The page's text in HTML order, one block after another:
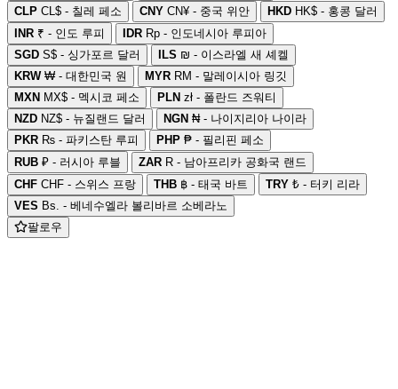
CLP CL$ - 칠레 페소 CNY CN¥ - 중국 위안 HKD HK$ - 홍콩 달러
INR ₹ - 인도 루피 IDR Rp - 인도네시아 루피아
SGD S$ - 싱가포르 달러 ILS ₪ - 이스라엘 새 셰켈
KRW₩ - 대한민국 원 MYR RM - 말레이시아 링깃
MXN MX$ - 멕시코 페소 PLN zł - 폴란드 즈워티
NZD NZ$ - 뉴질랜드 달러 NGN ₦ - 나이지리아 나이라
PKR ₨ - 파키스탄 루피 PHP ₱ - 필리핀 페소
RUB ₽ - 러시아 루블 ZAR R - 남아프리카 공화국 랜드
CHF CHF - 스위스 프랑 THB ฿ - 태국 바트 TRY ₺ - 터키 리라
VES Bs. - 베네수엘라 볼리바르 소베라노
팔로우